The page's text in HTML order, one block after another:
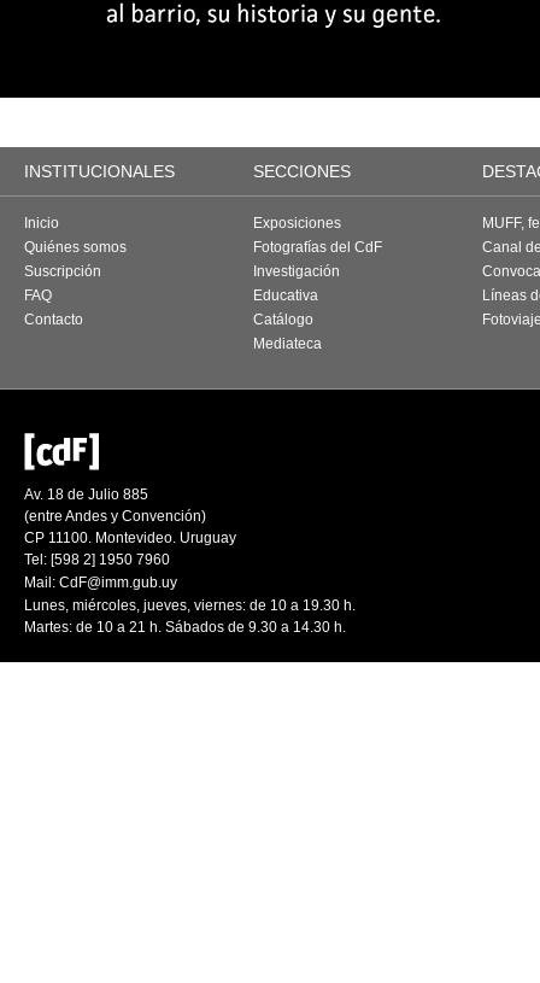
INSTITUCIONALES SECCIONES
Inicio
Quiénes somos
Suscripción
FAQ
Contacto
Exposiciones
Fotografías del CdF
Investigación
Educativa
Catálogo
Mediateca
MUFF,
Canal
Líneas
Av. 18 de Julio 885
(entre Andes y Convención)
CP 11100. Montevideo. Uruguay
Tel: [598 2] 1950 7960
Mail: CdF@imm.gub.uy
Lunes, miércoles, jueves, viernes: de 10 a 19.30 h.
Martes: de 10 a 21 h. Sábados de 9.30 a 14.30 h.